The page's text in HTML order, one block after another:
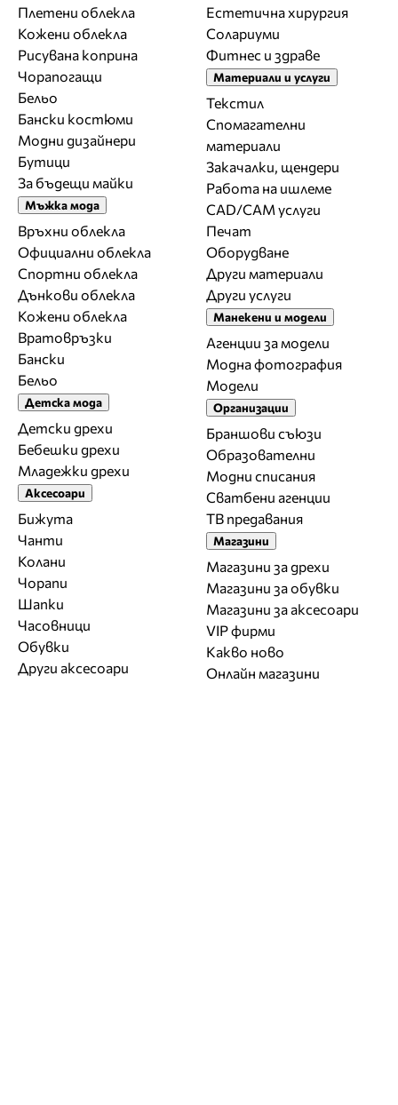
Плетени облекла
Кожени облекла
Рисувана коприна
Чорапогащи
Бельо
Бански костюми
Модни дизайнери
Бутици
За бъдещи майки
Мъжка мода
Връхни облекла
Официални облекла
Спортни облекла
Дънкови облекла
Кожени облекла
Вратовръзки
Бански
Бельо
Детска мода
Детски дрехи
Бебешки дрехи
Младежки дрехи
Аксесоари
Бижута
Чанти
Колани
Чорапи
Шапки
Часовници
Обувки
Други аксесоари
Естетична хирургия
Солариуми
Фитнес и здраве
Материали и услуги
Текстил
Спомагателни
материали
Закачалки, щендери
Работа на ишлеме
CAD/CAM услуги
Печат
Оборудване
Други материали
Други услуги
Манекени и модели
Агенции за модели
Модна фотография
Модели
Организации
Браншови съюзи
Образователни
Модни списания
Сватбени агенции
ТВ предавания
Магазини
Магазини за дрехи
Магазини за обувки
Магазини за aксесоари
VIP фирми
Какво ново
Онлайн магазини